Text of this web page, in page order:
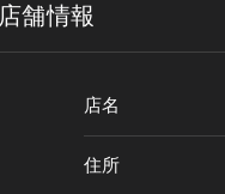
店舗情報
店名
住所